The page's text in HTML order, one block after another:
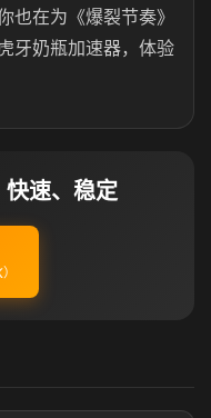
也在为《爆裂节奏》
牙奶瓶加速器，体验
速、稳定